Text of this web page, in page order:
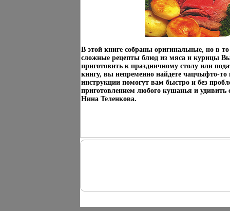
В этой книге собраны оригинальные, но в
сложные рецепты блюд из мяса и курицы Вы
приготовить к праздничному столу или
книгу, вы непременно найдете чацчыфто-
инструкции помогут вам быстро и без
приготовлением любого кушанья и удивить
Нина Теленкова.